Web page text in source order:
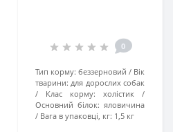
0
Тип корму: беззерновий
Вік
тварини: для дорослих собак
Клас корму:
холістик
Основний білок: яловичина
Вага в упаковці, кг: 1,5 кг